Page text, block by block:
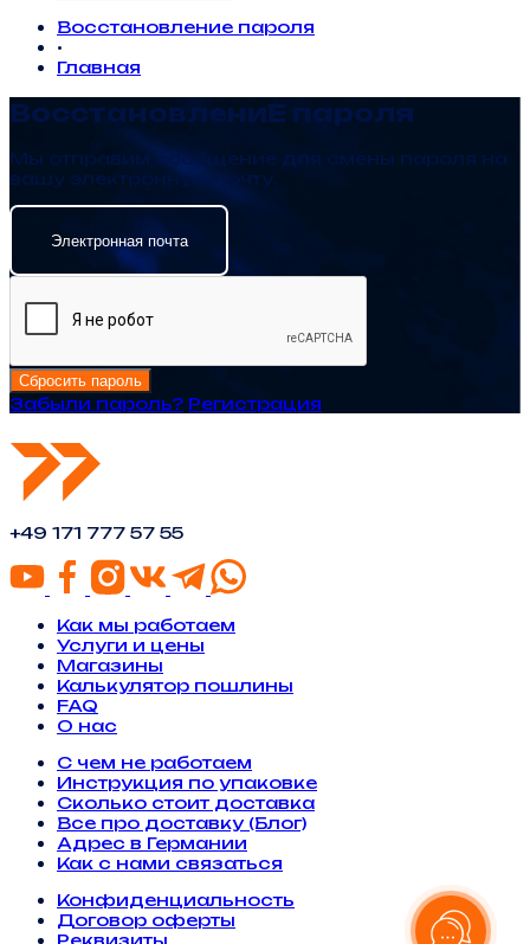
Восстановление пароля
•
Главная
ВосстановлениЕ пароля
Мы отправим сообщение для смены пароля на
вашу электронную почту.
Сбросить пароль
Забыли пароль? Регистрация
+49 171 777 57 55
Как мы работаем
Услуги и цены
Магазины
Калькулятор пошлины
FAQ
О нас
С чем не работаем
Инструкция по упаковке
Сколько стоит доставка
Все про доставку (Блог)
Адрес в Германии
Как с нами связаться
Конфиденциальность
Договор оферты